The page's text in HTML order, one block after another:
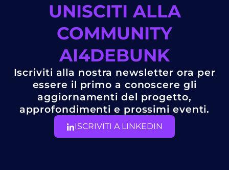
UNISCITI ALLA
COMMUNITY
AI4DEBUNK
Iscriviti alla nostra newsletter ora per
essere il primo a conoscere gli
aggiornamenti del progetto,
approfondimenti e prossimi eventi.
ISCRIVITI A LINKEDIN